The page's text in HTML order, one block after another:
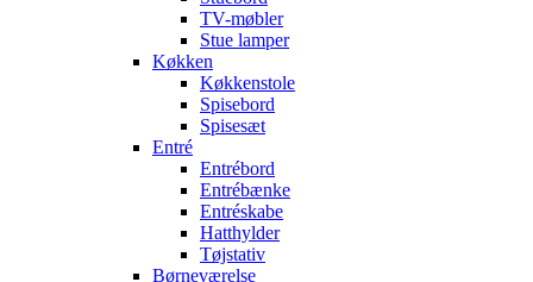
TV-møbler
Stue lamper
Køkken
Køkkenstole
Spisebord
Spisesæt
Entré
Entrébord
Entrébænke
Entréskabe
Hatthylder
Tøjstativ
Børneværelse